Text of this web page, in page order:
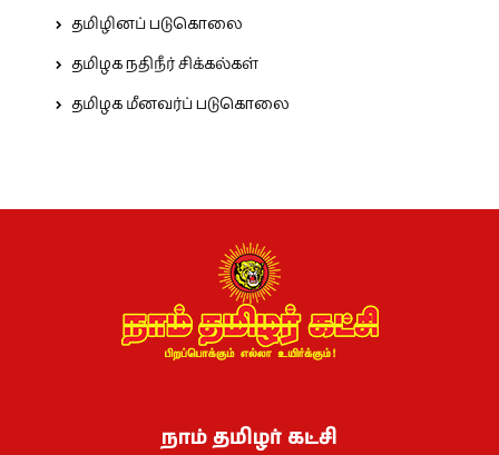
தமிழினப் படுகொலை
தமிழக நதிநீர் சிக்கல்கள்
தமிழக மீனவர்ப் படுகொலை
நாம் தமிழர் கட்சி